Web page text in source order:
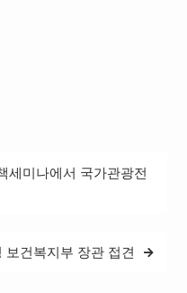
세미나에서 국가관광전
보건복지부 장관 접견